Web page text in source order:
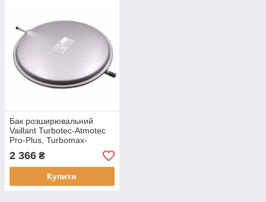
Бак розширювальний
Vaillant Turbotec-Atmotec
Pro-Plus, Turbomax-
Atmomax Pro-Plus 6 л. 3/8
(0020020019)
2 366 ₴
Купити